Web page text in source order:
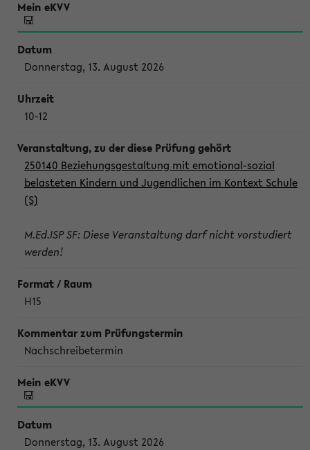
Donnerstag, 13. August 2026
10-12
250140 Beziehungsgestaltung mit emotional-sozial
belasteten Kindern und Jugendlichen im Kontext Schule
(S)
M.Ed.ISP SF: Diese Veranstaltung darf nicht vorstudiert
werden!
H15
Nachschreibetermin
Donnerstag, 13. August 2026